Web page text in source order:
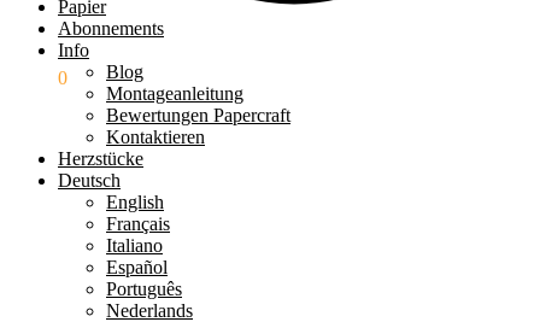
0
Papier
Abonnements
Info
Blog
Montageanleitung
Bewertungen Papercraft
Kontaktieren
Herzstücke
Deutsch
English
Français
Italiano
Español
Português
Nederlands